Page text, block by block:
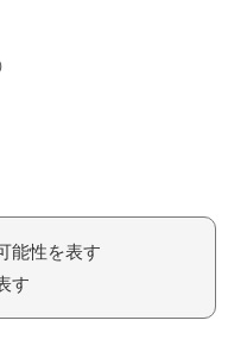
能性を表す
す